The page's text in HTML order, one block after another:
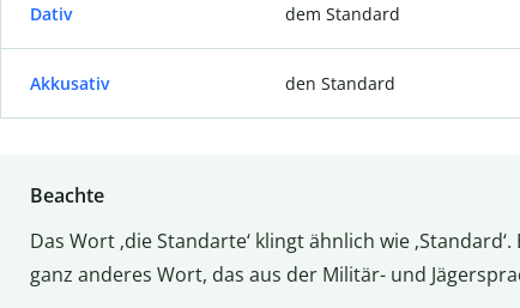
Dativ dem Standard
Akkusativ den Standard
Beachte
Das Wort ‚die Standarte‘ klingt ähnlich wie
ganz anderes Wort, das aus der Militär- und